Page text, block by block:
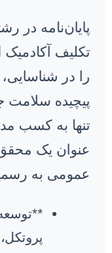
پایان‌نامه در
تکلیف
را در
پیچیده سلامت
تنها به کسب
عنوان یک
عمومی به